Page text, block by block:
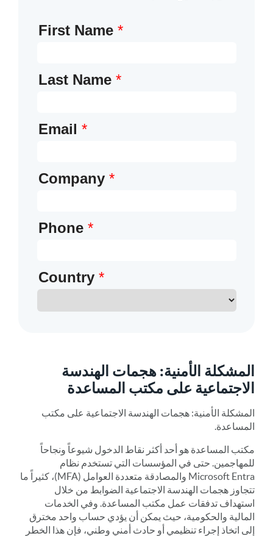
المشكلة الأمنية: هجمات الهندسة
الاجتماعية على مكتب المساعدة
المشكلة الأمنية: هجمات الهندسة الاجتماعية على مكتب
المساعدة.
مكتب المساعدة هو أحد أكثر نقاط الدخول شيوعاً ونجاحاً
للمهاجمين. حتى في المؤسسات التي تستخدم نظام
Microsoft Entra والمصادقة متعددة العوامل (MFA)، كثيراً ما
تتجاوز هجمات الهندسة الاجتماعية الضوابط من خلال
استهداف تدفقات عمل مكتب المساعدة. وفي الخدمات
المالية والحكومية، حيث يمكن أن يؤدي حساب واحد مخترق
إلى اتخاذ إجراء تنظيمي أو حادث أمني وطني، فإن هذا الخطر